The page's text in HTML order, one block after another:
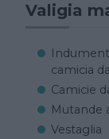
Valigia
camicia
Camicie
Mutande
Vestaglia